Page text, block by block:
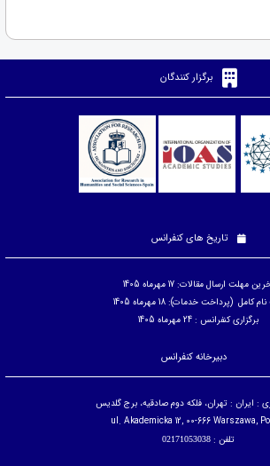
برگزار کنندگان
تاریخ های کنفرانس
مهلت ارسال مقالات: 17 مهرماه 1405
کامل (پرداخت خدمات): 18 مهرماه 1405
برگزاری کنفرانس : 24 مهرماه 1405
دبیرخانه کنفرانس
: ایران : تهران، فلکه دوم صادقیه، برج گلدیس
ul. Akademicka 12, 00-666 Warszawa,
تلفن : 02171053038